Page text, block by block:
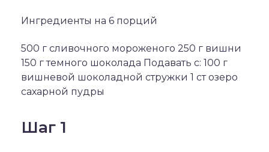
Ингредиенты на 6 порций
500 г сливочного мороженого 250 г вишни
150 г темного шоколада Подавать с: 100 г
вишневой шоколадной стружки 1 ст озеро
сахарной пудры
Шаг 1